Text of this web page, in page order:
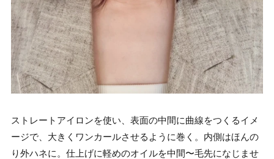
ストレートアイロンを使い、表面の中間に曲線をつくるイメ
ージで、大きくワンカールさせるように巻く。内側はほんの
り外ハネに。仕上げに軽めのオイルを中間〜毛先になじませ